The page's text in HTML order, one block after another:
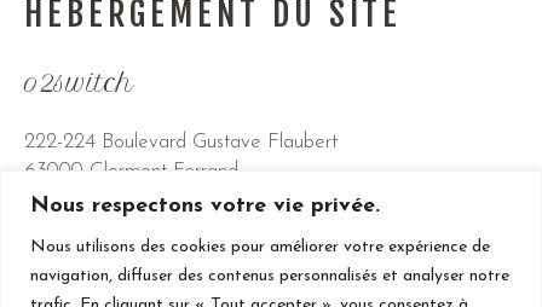
Nous respectons votre vie privée.
Nous utilisons des cookies pour améliorer votre expérience de
navigation, diffuser des contenus personnalisés et analyser notre
HÉBERGEMENT DU SITE
o2switch
222-224 Boulevard Gustave Flaubert
63000 Clermont-Ferrand
www.o2switch.fr